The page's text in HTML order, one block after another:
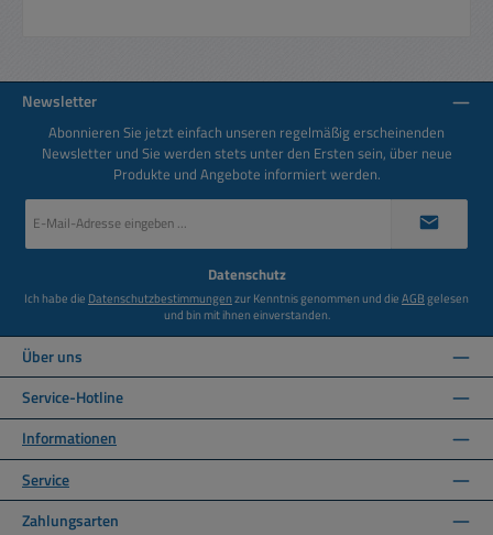
Newsletter
Abonnieren Sie jetzt einfach unseren regelmäßig erscheinenden
Newsletter und Sie werden stets unter den Ersten sein, über neue
Produkte und Angebote informiert werden.
Mail-
Datenschutz
Ich habe die Datenschutzbestimmungenzur Kenntnis genommen und dieAGBgelesen
und bin mit ihnen einverstanden.
Über uns
Service-Hotline
Informationen
Service
Zahlungsarten